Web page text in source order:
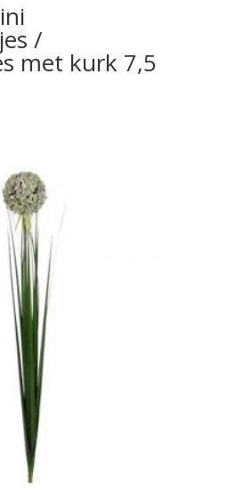
/
met kurk 7,5